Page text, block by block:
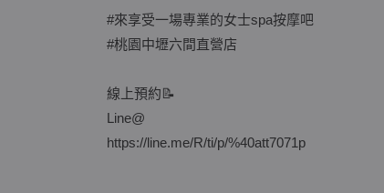
#來享受一場專業的女士spa按摩吧
#桃園中壢六間直營店
線上預約📝
Line@
https://line.me/R/ti/p/%40att7071p